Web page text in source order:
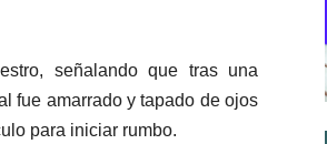
señalando que tras una
fue amarrado y tapado de ojos
para iniciar rumbo.